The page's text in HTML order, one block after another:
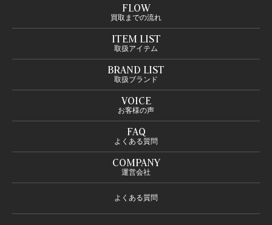
FLOW
買取までの流れ
ITEM LIST
取扱アイテム
BRAND LIST
取扱ブランド
VOICE
お客様の声
FAQ
よくある質問
COMPANY
運営会社
よくある質問